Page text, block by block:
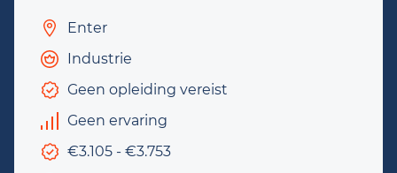
Enter
Industrie
Geen opleiding vereist
Geen ervaring
€3.105 - €3.753